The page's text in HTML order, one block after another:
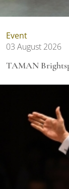
Event
03 August 2026
TAMAN